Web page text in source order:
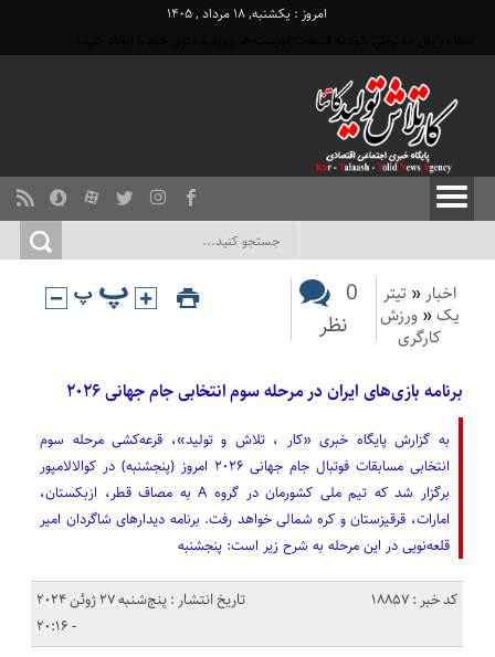
امروز : یکشنبه, ۱۸ مرداد , ۱۴۰۵
اخبار « تیتر
یک« ورزش
کارگری
0
نظر
برنامه بازی‌های ایران در مرحله سوم انتخابی جام جهانی ۲۰۲۶
به گزارش پایگاه خبری «کار ، تلاش و تولید»، قرعه‌کشی مرحله سوم
انتخابی مسابقات فوتبال جام جهانی ۲۰۲۶ امروز (پنجشنبه) در کوالالامپور
برگزار شد که تیم ملی کشورمان در گروه A به مصاف قطر، ازبکستان،
امارات، قرقیزستان و کره شمالی خواهد رفت. برنامه دیدار‌های شاگردان امیر
قلعه‌نویی در این مرحله به شرح زیر است: پنجشنبه
کد خبر : 18857
تاریخ انتشار : پنج‌شنبه 27 ژوئن 2024
- 20:16